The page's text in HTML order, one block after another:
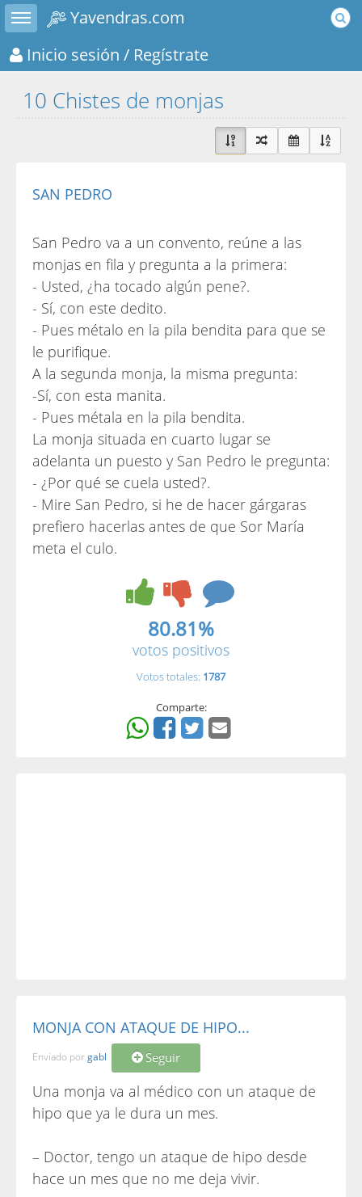
Toggle sidebar
Yavendras.com
Inicio sesión / Regístrate
10 Chistes de monjas
SAN PEDRO
San Pedro va a un convento, reúne a las
monjas en fila y pregunta a la primera:
- Usted, ¿ha tocado algún pene?.
- Sí, con este dedito.
- Pues métalo en la pila bendita para que se
le purifique.
A la segunda monja, la misma pregunta:
-Sí, con esta manita.
- Pues métala en la pila bendita.
La monja situada en cuarto lugar se
adelanta un puesto y San Pedro le pregunta:
- ¿Por qué se cuela usted?.
- Mire San Pedro, si he de hacer gárgaras
prefiero hacerlas antes de que Sor María
meta el culo.
80.81%
votos positivos
Votos totales: 1787
Comparte:
MONJA CON ATAQUE DE HIPO...
Enviado por gabl Seguir
Una monja va al médico con un ataque de
hipo que ya le dura un mes.
– Doctor, tengo un ataque de hipo desde
hace un mes que no me deja vivir.